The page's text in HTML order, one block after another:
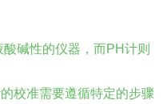
碱性的仪器，而PH计则
校准需要遵循特定的步骤